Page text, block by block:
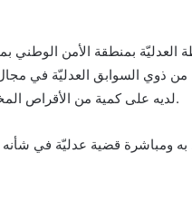
2019 فرقة الشرطة العدليّة بمنطقة
بالجهة، من ذوي السوابق العدليّة
لديه على كمية من الأقراص المخدّرة نوع « إكستازي » كان يعتزم ترويجها.
به ومباشرة قضية عدليّة في